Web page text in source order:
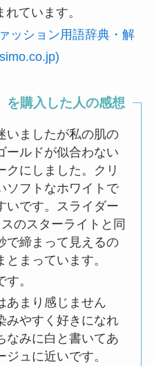
ています。
ッション用語辞典・解
を購入した人の感想
いましたが私の肌の
ールドが似合わない
クにしました。クリ
ソフトなホワイトで
いです。スライダー
のスターライトと同
で締まって見えるの
まっています。
。
あまり感じません
みやすく好きになれ
なみに白と書いてあ
ュに近いです。